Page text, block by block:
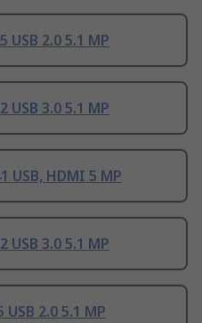
USB 2.0 5.1 MP
USB 3.0 5.1 MP
USB, HDMI 5 MP
USB 3.0 5.1 MP
USB 2.0 5.1 MP